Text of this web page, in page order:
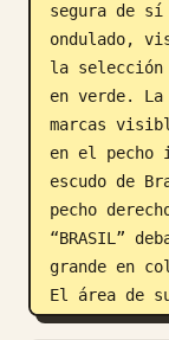
segura de
ondulado,
la
en verde. La
marcas
en el pecho
escudo de
pecho
“BRASIL”
grande en
El área de
un bloque